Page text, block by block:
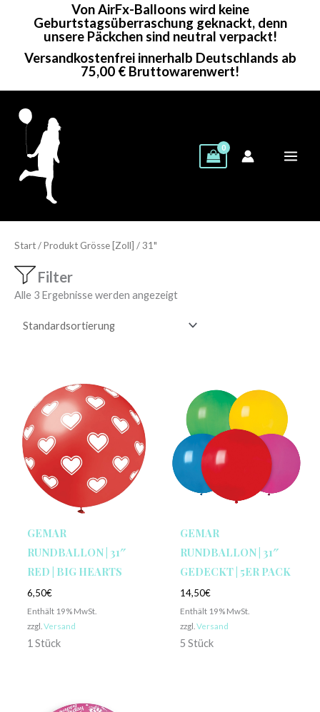
Von AirFx-Balloons wird keine
Geburtstagsüberraschung geknackt, denn
unsere Päckchen sind neutral verpackt!
Versandkostenfrei innerhalb Deutschlands ab
75,00 € Bruttowarenwert!
Start/ Produkt Grösse [Zoll] / 31"
Filter
Alle 3 Ergebnisse werden angezeigt
GEMAR
RUNDBALLON | 31″
RED | BIG HEARTS
6,50€
Enthält 19% MwSt.
zzgl. Versand
1 Stück
GEMAR
RUNDBALLON | 31″
GEDECKT | 5ER PACK
14,50€
Enthält 19% MwSt.
zzgl. Versand
5 Stück